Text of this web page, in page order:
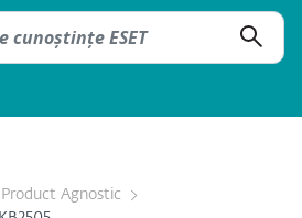
Product Agnostic